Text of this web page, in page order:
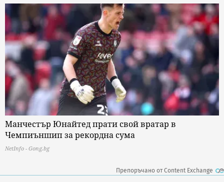
Манчестър Юнайтед прати свой вратар в
Чемпиъншип за рекордна сума
NetInfo - Gong.bg
Препоръчано от Content Exchange